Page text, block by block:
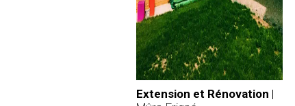
Extension et Rénovation |